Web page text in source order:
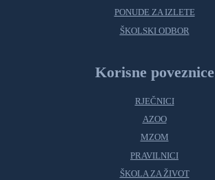
PONUDE ZA IZLETE
ŠKOLSKI ODBOR
Korisne poveznice
RJEČNICI
AZOO
MZOM
PRAVILNICI
ŠKOLA ZA ŽIVOT